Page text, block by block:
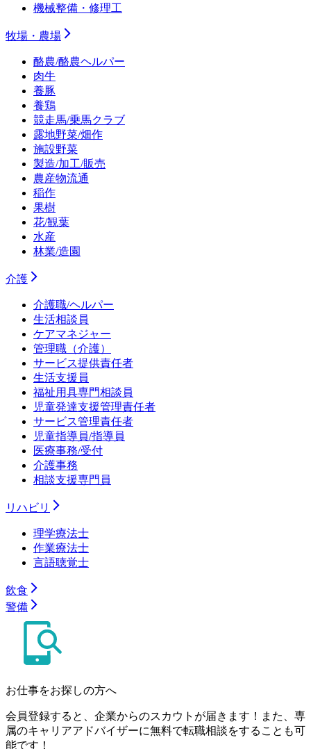
機械整備・修理工
牧場・農場
酪農/酪農ヘルパー
肉牛
養豚
養鶏
競走馬/乗馬クラブ
露地野菜/畑作
施設野菜
製造/加工/販売
農産物流通
稲作
果樹
花/観葉
水産
林業/造園
介護
介護職/ヘルパー
生活相談員
ケアマネジャー
管理職（介護）
サービス提供責任者
生活支援員
福祉用具専門相談員
児童発達支援管理責任者
サービス管理責任者
児童指導員/指導員
医療事務/受付
介護事務
相談支援専門員
リハビリ
理学療法士
作業療法士
言語聴覚士
飲食
警備
お仕事をお探しの方へ
会員登録すると、企業からのスカウトが届きます！また、専
属のキャリアアドバイザーに無料で転職相談をすることも可
能です！